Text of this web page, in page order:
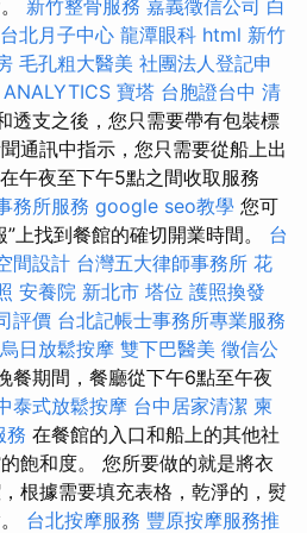
新竹整骨服務 嘉義徵信公司 白
台北月子中心 龍潭眼科 html 新竹
毛孔粗大醫美 社團法人登記申
ANALYTICS 寶塔 台胞證台中 清
透支之後，您只需要帶有包裝標
通訊中指示，您只需要從船上出
午夜至下午5點之間收取服務
務所服務 google seo教學 您可
上找到餐館的確切開業時間。 台
間設計 台灣五大律師事務所 花
安養院 新北市 塔位 護照換發
評價 台北記帳士事務所專業服務
烏日放鬆按摩 雙下巴醫美 徵信公
餐期間，餐廳從下午6點至午夜
泰式放鬆按摩 台中居家清潔 柬
務 在餐館的入口和船上的其他社
飽和度。 您所要做的就是將衣
根據需要填充表格，乾淨的，熨
台北按摩服務 豐原按摩服務推